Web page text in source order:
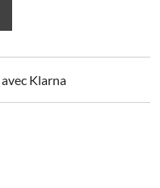
avec Klarna